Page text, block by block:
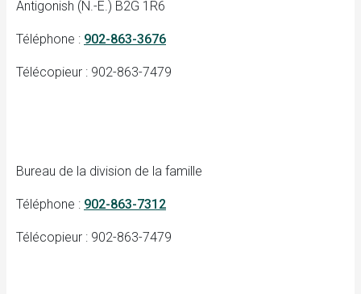
Antigonish (N.-É.) B2G 1R6
Téléphone : 902-863-3676
Télécopieur : 902-863-7479
Bureau de la division de la famille
Téléphone : 902-863-7312
Télécopieur : 902-863-7479